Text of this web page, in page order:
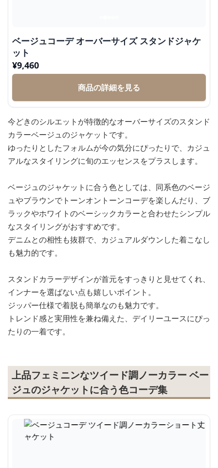
ベージュコーデ オーバーサイズ スタンドジャケ
ット
¥9,460
商品の詳細を見る
今どきのシルエットが特徴的なオーバーサイズのスタンド
カラーベージュのジャケットです。
ゆったりとしたフォルムが今の気分にぴったりで、カジュ
アルなスタイリングに旬のエッセンスをプラスします。
ベージュのジャケットに合う色としては、同系色のベージ
ュやブラウンでトーンオントーンコーデを楽しんだり、ブ
ラックやホワイトのベーシックカラーと合わせたシンプル
なスタイリングがおすすめです。
デニムとの相性も抜群で、カジュアルダウンした着こなし
も魅力的です。
スタンドカラーデザインが首元をすっきりと見せてくれ、
インナーを選ばない点も嬉しいポイント。
ジッパー仕様で着脱も簡単なのも魅力です。
トレンド感と実用性を兼ね備えた、デイリーユースにぴっ
たりの一着です。
上品フェミニンなツイード調ノーカラー ベー
ジュのジャケットに合う色コーデ集